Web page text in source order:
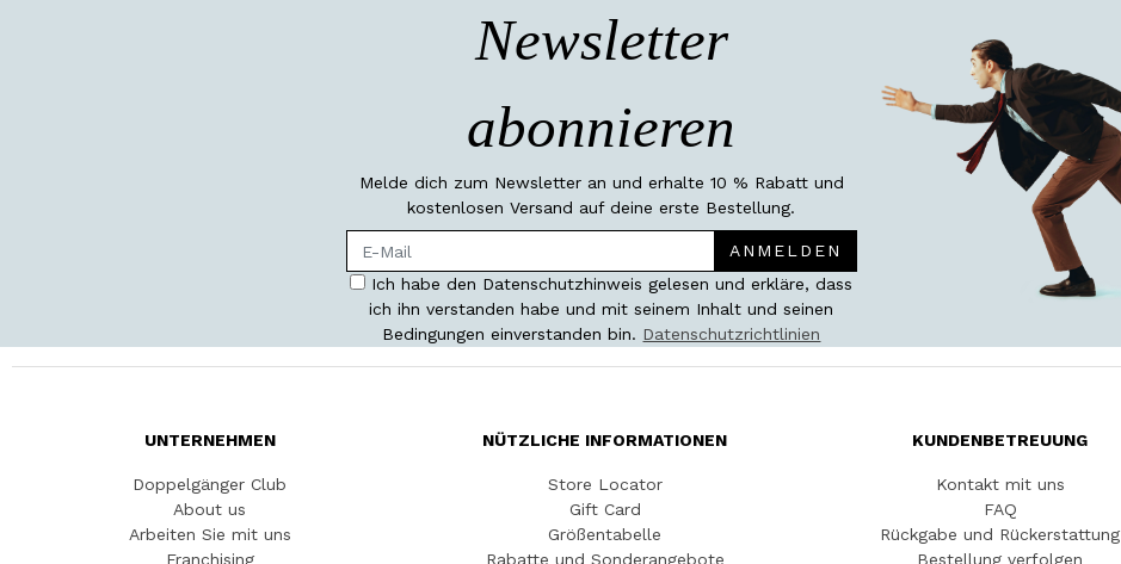
Newsletter
abonnieren
Melde dich zum Newsletter an und erhalte 10 % Rabatt und
kostenlosen Versand auf deine erste Bestellung.
ANMELDEN
Ich habe den Datenschutzhinweis gelesen und erkläre, dass
ich ihn verstanden habe und mit seinem Inhalt und seinen
Bedingungen einverstanden bin. Datenschutzrichtlinien
UNTERNEHMEN
Doppelgänger Club
About us
Arbeiten Sie mit uns
Franchising
NÜTZLICHE INFORMATIONEN
Store Locator
Gift Card
Größentabelle
Rabatte und Sonderangebote
KUNDENBETREUUNG
Kontakt mit uns
FAQ
Rückgabe und Rückerstattung
Bestellung verfolgen